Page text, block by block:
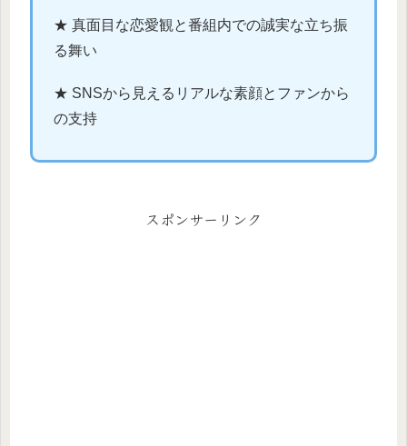
★ 真面目な恋愛観と番組内での誠実な立ち振
る舞い
★ SNSから見えるリアルな素顔とファンから
の支持
スポンサーリンク